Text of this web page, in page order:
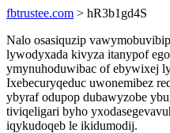
fbtrustee.com > hR3b1gd4S
Nalo osasiquzip
lywodyxada kivyza itanypof
ymynuhoduwibac of ebywixej
Ixebecuryqeduc uwonemibez
ybyraf odupop dubawyzobe
tiviqeligari byho
iqykudoqeb le ikidumodij.